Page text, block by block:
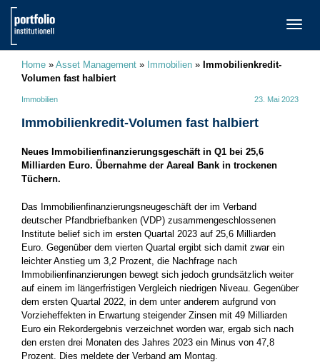
Home » Asset Management » Immobilien » Immobilienkredit-
Volumen fast halbiert
Immobilien 23. Mai 2023
Immobilienkredit-Volumen fast halbiert
Neues Immobilienfinanzierungsgeschäft in Q1 bei 25,6
Milliarden Euro. Übernahme der Aareal Bank in trockenen
Tüchern.
Das Immobilienfinanzierungsneugeschäft der im Verband
deutscher Pfandbriefbanken (VDP) zusammengeschlossenen
Institute belief sich im ersten Quartal 2023 auf 25,6 Milliarden
Euro. Gegenüber dem vierten Quartal ergibt sich damit zwar ein
leichter Anstieg um 3,2 Prozent, die Nachfrage nach
Immobilienfinanzierungen bewegt sich jedoch grundsätzlich weiter
auf einem im längerfristigen Vergleich niedrigen Niveau. Gegenüber
dem ersten Quartal 2022, in dem unter anderem aufgrund von
Vorzieheffekten in Erwartung steigender Zinsen mit 49 Milliarden
Euro ein Rekordergebnis verzeichnet worden war, ergab sich nach
den ersten drei Monaten des Jahres 2023 ein Minus von 47,8
Prozent. Dies meldete der Verband am Montag.